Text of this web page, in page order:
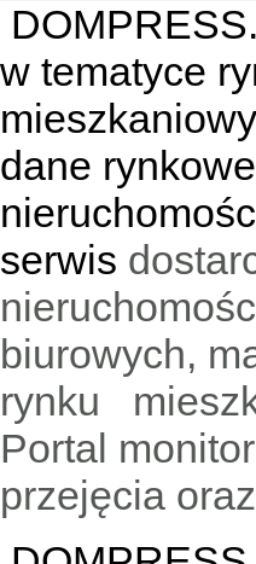
w tematyce
dane
serwis
biurowych,
rynku
Portal
przejęcia